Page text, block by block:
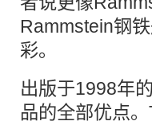
Rammstein钢
彩。
出版于1998年
品的全部优点